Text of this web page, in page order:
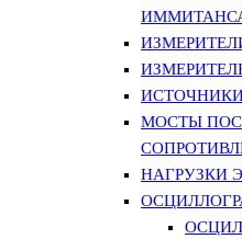
МОСТЫ
НАГРУЗКИ